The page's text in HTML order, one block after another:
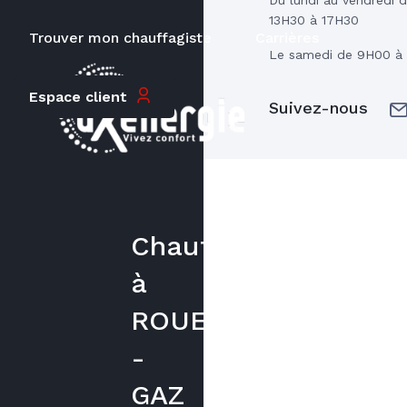
Trouver mon chauffagiste
Espace client
Chauffagiste
à
ROUEN
-
GAZ
13H30 à 17H30
Le samedi de 9H00 à
Suivez-nous